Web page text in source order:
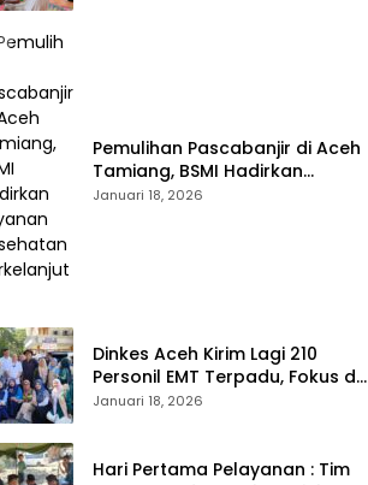
Pemulihan Pascabanjir di Aceh
Tamiang, BSMI Hadirkan
Layanan Kesehatan
Januari 18, 2026
Dinkes Aceh Kirim Lagi 210
Personil EMT Terpadu, Fokus di
Tujuh Kabupaten
Januari 18, 2026
Hari Pertama Pelayanan : Tim